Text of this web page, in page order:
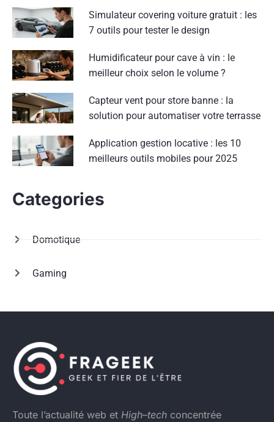
Simulateur covering voiture gratuit : les
7 outils pour tester le design
Humidificateur pour cave à vin : le
meilleur choix selon le volume ?
Capteur vent pour store banne : la
solution pour automatiser votre terrasse
Application gestion locative : les 10
meilleurs outils mobiles pour 2025
Categories
Domotique
Gaming
Toute l’actualité web et High–tech concentrée